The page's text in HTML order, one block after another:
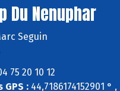
Du Nenuphar
Seguin
75 20 10 12
GPS : 44,7186174152901 ° ,